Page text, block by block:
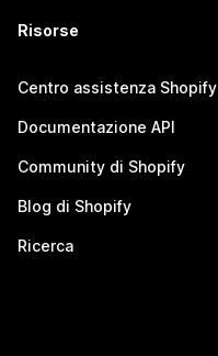
Risorse
Centro assistenza Shopify
Documentazione API
Community di Shopify
Blog di Shopify
Ricerca